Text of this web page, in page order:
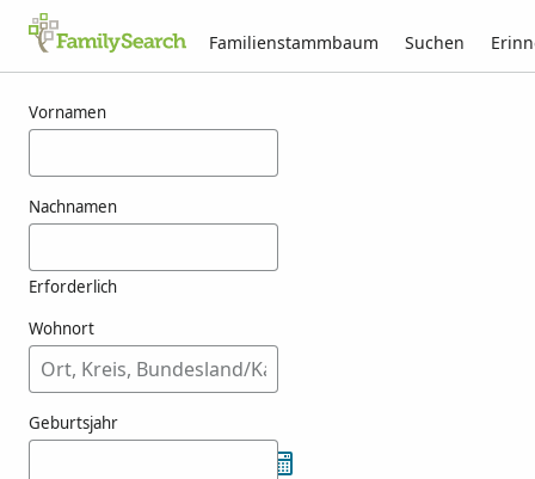
Familienstammbaum Suchen
Vornamen
Nachnamen
Erforderlich
Wohnort
Geburtsjahr